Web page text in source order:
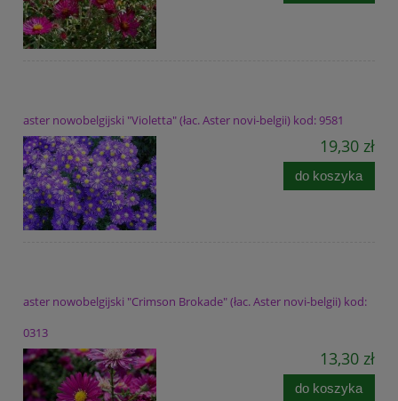
aster nowobelgijski "Violetta" (łac. Aster novi-belgii) kod: 9581
19,30 zł
do koszyka
aster nowobelgijski "Crimson Brokade" (łac. Aster novi-belgii) kod:
0313
13,30 zł
do koszyka